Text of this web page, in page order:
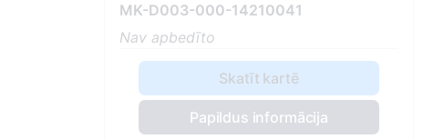
MK-D003-000-14210041
Nav apbedīto
Skatīt kartē
Papildus informācija